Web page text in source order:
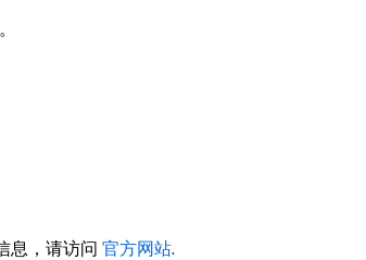
息，请访问 官方网站.